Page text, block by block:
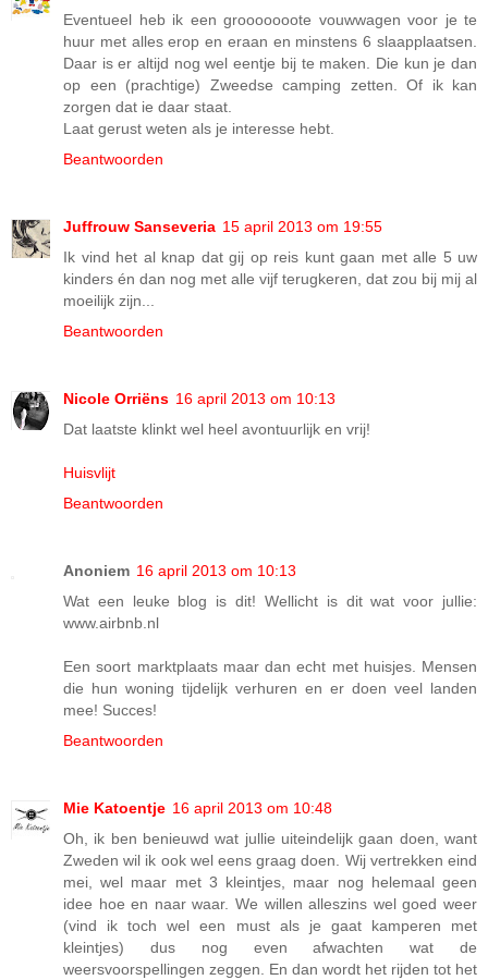
Eventueel heb ik een grooooooote vouwwagen voor je te
huur met alles erop en eraan en minstens 6 slaapplaatsen.
Daar is er altijd nog wel eentje bij te maken. Die kun je dan
op een (prachtige) Zweedse camping zetten. Of ik kan
zorgen dat ie daar staat.
Laat gerust weten als je interesse hebt.
Beantwoorden
Juffrouw Sanseveria 15 april 2013 om 19:55
Ik vind het al knap dat gij op reis kunt gaan met alle 5 uw
kinders én dan nog met alle vijf terugkeren, dat zou bij mij al
moeilijk zijn...
Beantwoorden
Nicole Orriëns 16 april 2013 om 10:13
Dat laatste klinkt wel heel avontuurlijk en vrij!
Huisvlijt
Beantwoorden
Anoniem 16 april 2013 om 10:13
Wat een leuke blog is dit! Wellicht is dit wat voor jullie:
www.airbnb.nl
Een soort marktplaats maar dan echt met huisjes. Mensen
die hun woning tijdelijk verhuren en er doen veel landen
mee! Succes!
Beantwoorden
Mie Katoentje 16 april 2013 om 10:48
Oh, ik ben benieuwd wat jullie uiteindelijk gaan doen, want
Zweden wil ik ook wel eens graag doen. Wij vertrekken eind
mei, wel maar met 3 kleintjes, maar nog helemaal geen
idee hoe en naar waar. We willen alleszins wel goed weer
(vind ik toch wel een must als je gaat kamperen met
kleintjes) dus nog even afwachten wat de
weersvoorspellingen zeggen. En dan wordt het rijden tot het